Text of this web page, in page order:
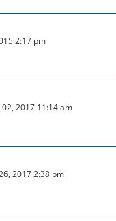
2:17 pm
2017 11:14 am
2017 2:38 pm